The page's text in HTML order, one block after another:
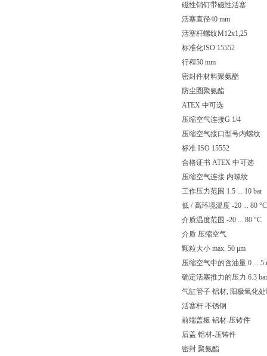
磁性销钉带磁性活塞
活塞直径40 mm
活塞杆螺纹M12x1,25
标准化ISO 15552
行程50 mm
密封件材料聚氨酯
防尘圈聚氨酯
ATEX 中可选
压缩空气连接G 1/4
压缩空气接口型号内螺纹
标准 ISO 15552
合格证书 ATEX 中可选
压缩空气连接 内螺纹
工作压力范围 1.5 ... 10 bar
低 / 高环境温度 -20 ... 80 °C
介质温度范围 -20 ... 80 °C
介质 压缩空气
颗粒大小 max. 50 μm
压缩空气中的含油量 0 ... 5
确定活塞推力的压力 6.3 bar
气缸管子 铝材, 阳极氧化
活塞杆 不锈钢
前端盖板 铝材-压铸件
后盖 铝材-压铸件
密封 聚氨酯